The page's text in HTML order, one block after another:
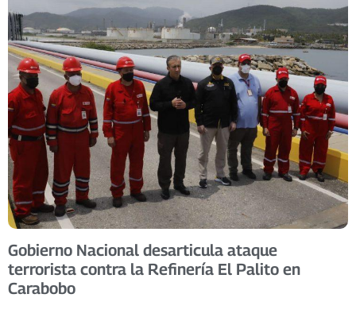
Gobierno Nacional desarticula ataque
terrorista contra la Refinería El Palito en
Carabobo